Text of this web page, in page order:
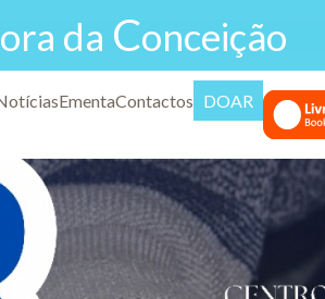
da Conceição
EmentaContactos DOAR